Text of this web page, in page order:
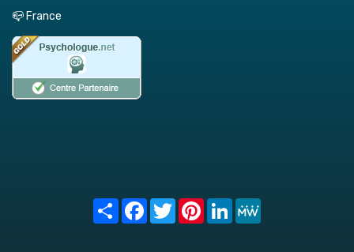
📪 France
Share FacebookTwitterPinterest
LinkedIn